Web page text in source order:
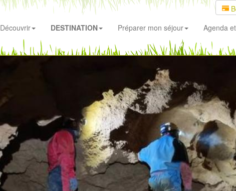
Découvrir
DESTINATION Préparer mon séjour Agenda